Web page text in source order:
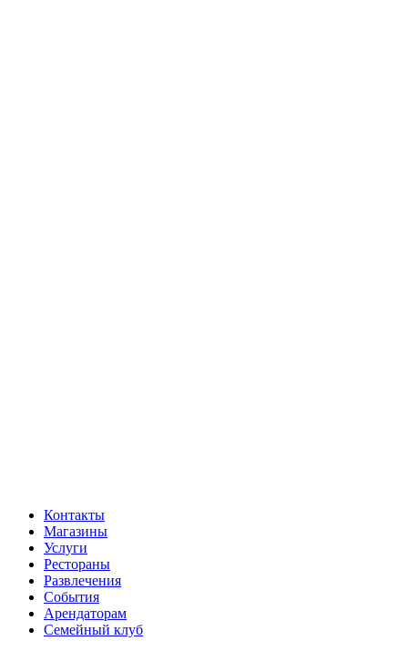
Контакты
Магазины
Услуги
Рестораны
Развлечения
События
Арендаторам
Семейный клуб